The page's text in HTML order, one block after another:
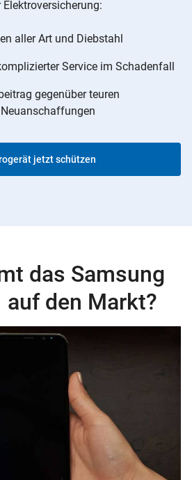
aller Art und Diebstahl
Service im Schadenfall
gegenüber teuren
jetzt schützen
das Samsung
auf den Markt?